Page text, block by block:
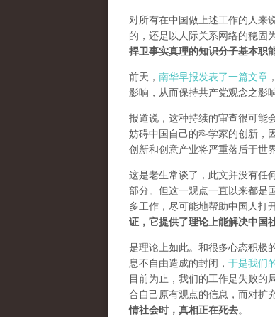
对所有在中国做上述工作的人来
的，还是以人际关系网络的稳固
捍卫事实真理的知识分子基本职能
前天， 南华早报发表了一篇文章
影响，从而保持共产党观念之影
报道说，这种持续的审查很可能
妨碍中国自己的科学家的创新，
创新和创意产业将严重落后于世
这是老生常谈了，此文并没有任
部分。但这一观点一直以来都是
多工作，尽可能地帮助中国人打
证，它提供了理论上能解决中国
是理论上如此。和很多心态积
息不自由造成的封闭， 于是我们
目前为止，我们的工作是失败的
合自己原有观点的信息，而对扩
情社会时，真相正在死去。